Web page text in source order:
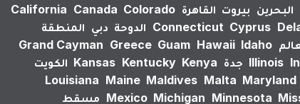
البحرين بيروت القاهرة California Canada Colorado
Connecticut Cyprus الدوحة دبي المنطقة
Grand Cayman Greece Guam Hawaii Idaho
Illinois جدة Kansas Kentucky Kenya
الكويت
Louisiana Maine Maldives Malta Maryland
Mexico Michigan Minnesota مسقط